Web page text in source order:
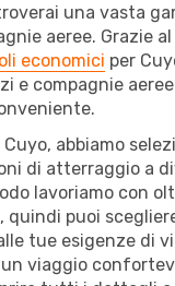
una vasta
aeree. Grazie
economici per
e compagnie
abbiamo
di atterraggio a
lavoriamo con
quindi puoi
tue esigenze di
viaggio